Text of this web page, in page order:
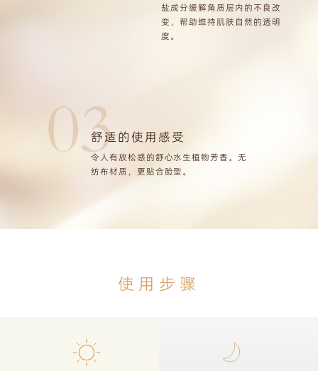
盐成分缓解角质层内的不良改
变，帮助维持肌肤自然的透明
度。
舒适的使用感受
令人有放松感的舒心水生植物芳香。无
纺布材质，更贴合脸型。
使用步骤